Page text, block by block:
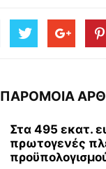
ΠΑΡΟΜΟΙΑ
Στα 495 εκατ.
πρωτογενές